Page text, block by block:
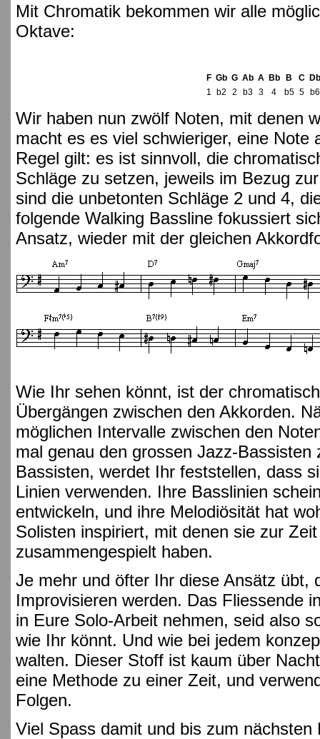
Mit Chromatik bekommen wir alle
Oktave:
F Gb G Ab A Bb B C Db
1 b2 2 b3 3 4 b5 5 b6
Wir haben nun zwölf Noten, mit denen
macht es es viel schwieriger, eine Note
Regel gilt: es ist sinnvoll, die
Schläge zu setzen, jeweils im Bezug
sind die unbetonten Schläge 2 und 4,
folgende Walking Bassline fokussiert
Ansatz, wieder mit der gleichen
Wie Ihr sehen könnt, ist der
Übergängen zwischen den Akkorden.
möglichen Intervalle zwischen den
mal genau den grossen Jazz-
Bassisten, werdet Ihr feststellen, dass
Linien verwenden. Ihre Basslinien
entwickeln, und ihre Melodiösität hat
Solisten inspiriert, mit denen sie zur
zusammengespielt haben.
Je mehr und öfter Ihr diese Ansätz übt,
Improvisieren werden. Das Fliessende
in Eure Solo-Arbeit nehmen, seid also
wie Ihr könnt. Und wie bei jedem
walten. Dieser Stoff ist kaum über
eine Methode zu einer Zeit, und
Folgen.
Viel Spass damit und bis zum nächsten